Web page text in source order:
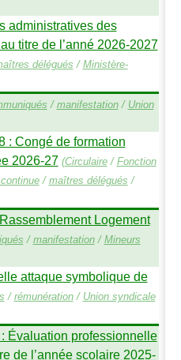
administratives des
titre de l’anné 2026-2027
délégués / Ministère-
/ manifestation/ Union
: Congé de formation
2026-27 (Circulaire/ Fonction
/ maîtres délégués /
Logement
/ manifestation/ Mineurs
attaque symbolique de
/ rémunération/ Union syndicale
Évaluation professionnelle
de l’année scolaire 2025-